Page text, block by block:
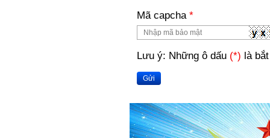
Mã capcha *
Lưu ý: Những ô dấu (*) là
Gửi